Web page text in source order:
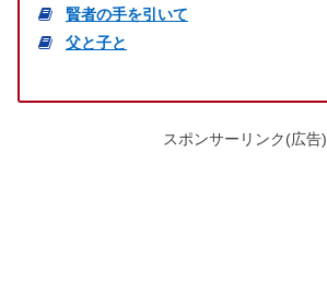
賢者の手を引いて
父と子と
スポンサーリンク(広告)